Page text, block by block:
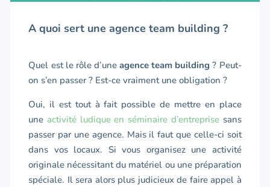
A quoi sert une agence team building ?
Quel est le rôle d’uneagence team building ? Peut-
on s’en passer ? Est-ce vraiment une obligation ?
Oui, il est tout à fait possible de mettre en place
une activité ludique en séminaire d’entreprisesans
passer par une agence. Mais il faut que celle-ci soit
dans vos locaux. Si vous organisez une activité
originale nécessitant du matériel ou une préparation
spéciale. Il sera alors plus judicieux de faire appel à